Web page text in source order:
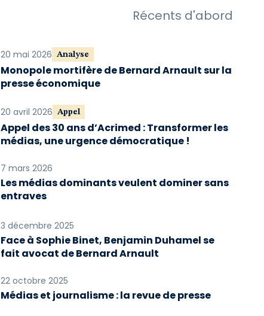
Récents d'abord
20 mai 2026 Analyse
Monopole mortifère de Bernard Arnault sur la
presse économique
20 avril 2026 Appel
Appel des 30 ans d’Acrimed : Transformer les
médias, une urgence démocratique !
7 mars 2026
Les médias dominants veulent dominer sans
entraves
3 décembre 2025
Face à Sophie Binet, Benjamin Duhamel se
fait avocat de Bernard Arnault
22 octobre 2025
Médias et journalisme : la revue de presse